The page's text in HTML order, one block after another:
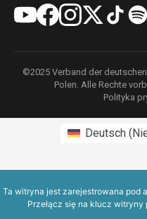
©2025 Verband der
Polen. Alle Rechte
Polityka
Deutsch(
Ta witryna jest zarejestrowana pod
Przełącz się na klucz witryny